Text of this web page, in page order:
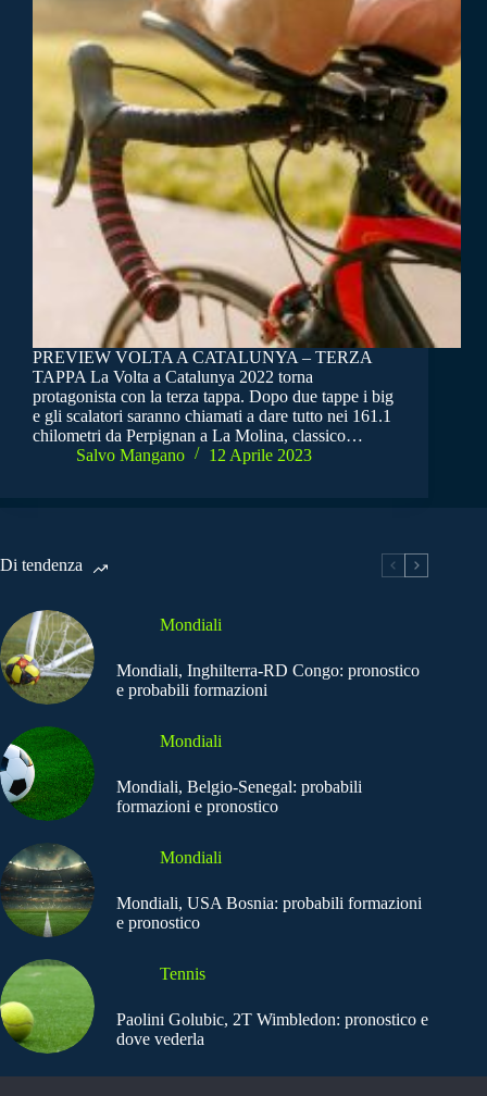
PREVIEW VOLTA A CATALUNYA – TERZA
TAPPA La Volta a Catalunya 2022 torna
protagonista con la terza tappa. Dopo due tappe i big
e gli scalatori saranno chiamati a dare tutto nei 161.1
chilometri da Perpignan a La Molina, classico…
Salvo Mangano
12 Aprile 2023
Di tendenza
Mondiali
Mondiali, Inghilterra-RD Congo: pronostico
e probabili formazioni
Mondiali
Mondiali, Belgio-Senegal: probabili
formazioni e pronostico
Mondiali
Mondiali, USA Bosnia: probabili formazioni
e pronostico
Tennis
Paolini Golubic, 2T Wimbledon: pronostico e
dove vederla